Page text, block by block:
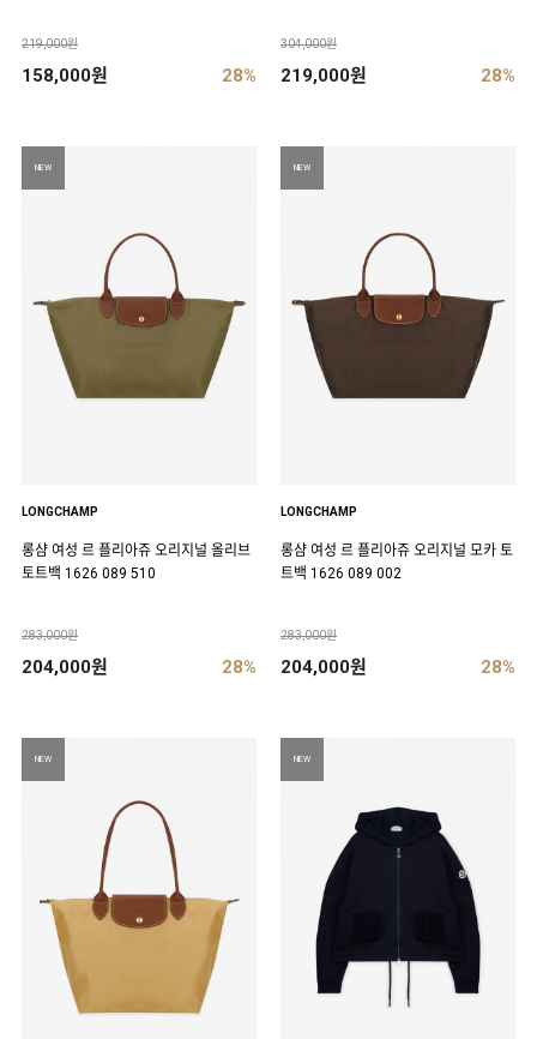
219,000원
158,000원 28%
304,000원
219,000원 28%
NEW
LONGCHAMP
롱샴 여성 르 플리아쥬 오리지널 올리브
토트백 1626 089 510
283,000원
204,000원 28%
NEW
LONGCHAMP
롱샴 여성 르 플리아쥬 오리지널 모카 토
트백 1626 089 002
283,000원
204,000원 28%
NEW NEW